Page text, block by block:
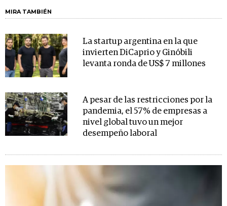
MIRA TAMBIÉN
La startup argentina en la que
invierten DiCaprio y Ginóbili
levanta ronda de US$ 7 millones
A pesar de las restricciones por la
pandemia, el 57% de empresas a
nivel global tuvo un mejor
desempeño laboral